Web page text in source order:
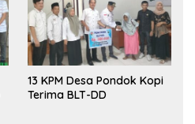
13 KPM Desa Pondok Kopi
Terima BLT-DD